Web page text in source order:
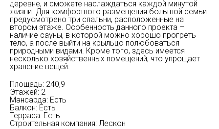
деревне, и сможете наслаждаться каждой минутой
жизни. Для комфортного размещения большой семьи
предусмотрено три спальни, расположенные на
втором этаже. Особенность данного проекта –
наличие сауны, в которой можно хорошо прогреть
тело, а после выйти на крыльцо полюбоваться
природными видами. Кроме того, здесь имеется
несколько хозяйственных помещений, что упрощает
хранение вещей.
Площадь: 240,9
Этажей: 2
Мансарда: Есть
Балкон: Есть
Терраса: Есть
Строительная компания: Лескон